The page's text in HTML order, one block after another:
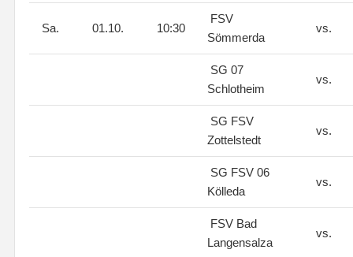
Sa. 01.10. 10:30
FSV
Sömmerda
vs.
SG 07
Schlotheim
vs.
SG FSV
Zottelstedt
vs.
SG FSV 06
Kölleda
vs.
FSV Bad
Langensalza
vs.